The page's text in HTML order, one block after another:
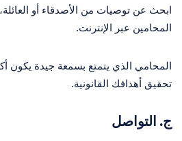
ابحث عن توصيات من الأصدقاء أو
المحامين عبر الإنترنت.
المحامي الذي يتمتع بسمعة جيدة يكون
تحقيق أهدافك القانونية.
ج. التواصل